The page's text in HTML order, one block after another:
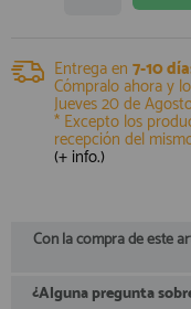
910 60 71
910 51 49
Entrega en 7-10
Cómpralo ahora y
Jueves 20 de
* Excepto los
recepción del
(+ info.)
Con la compra de este
¿Alguna pregunta